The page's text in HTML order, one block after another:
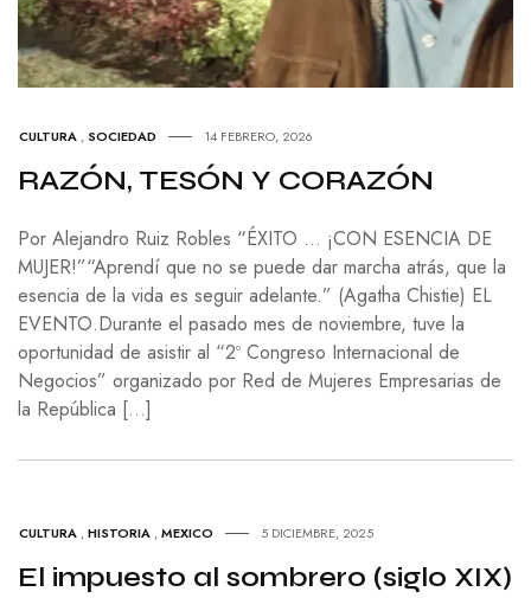
CULTURA , SOCIEDAD 14 FEBRERO, 2026
RAZÓN, TESÓN Y CORAZÓN
Por Alejandro Ruiz Robles “ÉXITO … ¡CON ESENCIA DE
MUJER!”“Aprendí que no se puede dar marcha atrás, que la
esencia de la vida es seguir adelante.” (Agatha Chistie) EL
EVENTO.Durante el pasado mes de noviembre, tuve la
oportunidad de asistir al “2º Congreso Internacional de
Negocios” organizado por Red de Mujeres Empresarias de
la República […]
CULTURA ,HISTORIA ,MEXICO 5 DICIEMBRE, 2025
El impuesto al sombrero (siglo XIX)